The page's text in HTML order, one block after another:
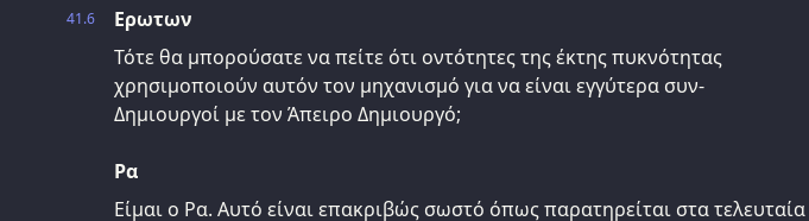
41.6
Ερωτων
Τότε θα μπορούσατε να πείτε ότι οντότητες της έκτης πυκνότητας
χρησιμοποιούν αυτόν τον μηχανισμό για να είναι εγγύτερα συν-
Δημιουργοί με τον Άπειρο Δημιουργό;
Ρα
Είμαι ο Ρα. Αυτό είναι επακριβώς σωστό όπως παρατηρείται στα τελευταία